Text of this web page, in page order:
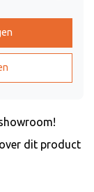
dit product